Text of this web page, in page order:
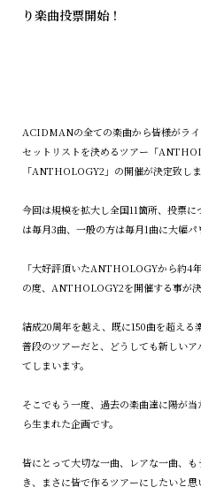
り楽曲投票開始！
ACIDMANの全ての楽曲から皆様がライ
セットリストを決めるツアー「
「ANTHOLOGY2」の開催が決定致しま
今回は規模を拡大し全国11箇所、投票
は毎月3曲、一般の方は毎月1曲に大幅パ
「大好評頂いたANTHOLOGYから約4
の度、ANTHOLOGY2を開催する事が決
結成20周年を越え、既に150曲を超える
普段のツアーだと、どうしても新しい
てしまいます。
そこでもう一度、過去の楽曲達に陽が
ら生まれた企画です。
皆にとって大切な一曲、レアな一曲、
き、まさに皆で作るツアーにしたいと思